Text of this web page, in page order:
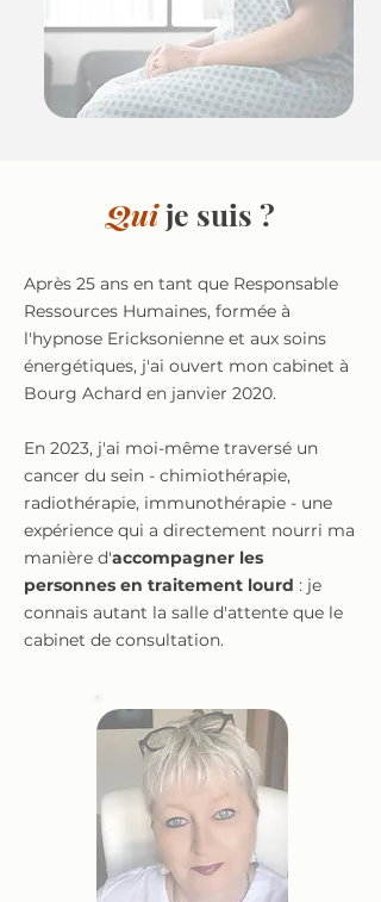
Quije suis ?
Après 25 ans en tant que Responsable
Ressources Humaines, formée à
l'hypnose Ericksonienne et aux soins
énergétiques, j'ai ouvert mon cabinet à
Bourg Achard en janvier 2020.
En 2023, j'ai moi-même traversé un
cancer du sein - chimiothérapie,
radiothérapie, immunothérapie - une
expérience qui a directement nourri ma
manière d'accompagner les
personnes en traitement lourd : je
connais autant la salle d'attente que le
cabinet de consultation.